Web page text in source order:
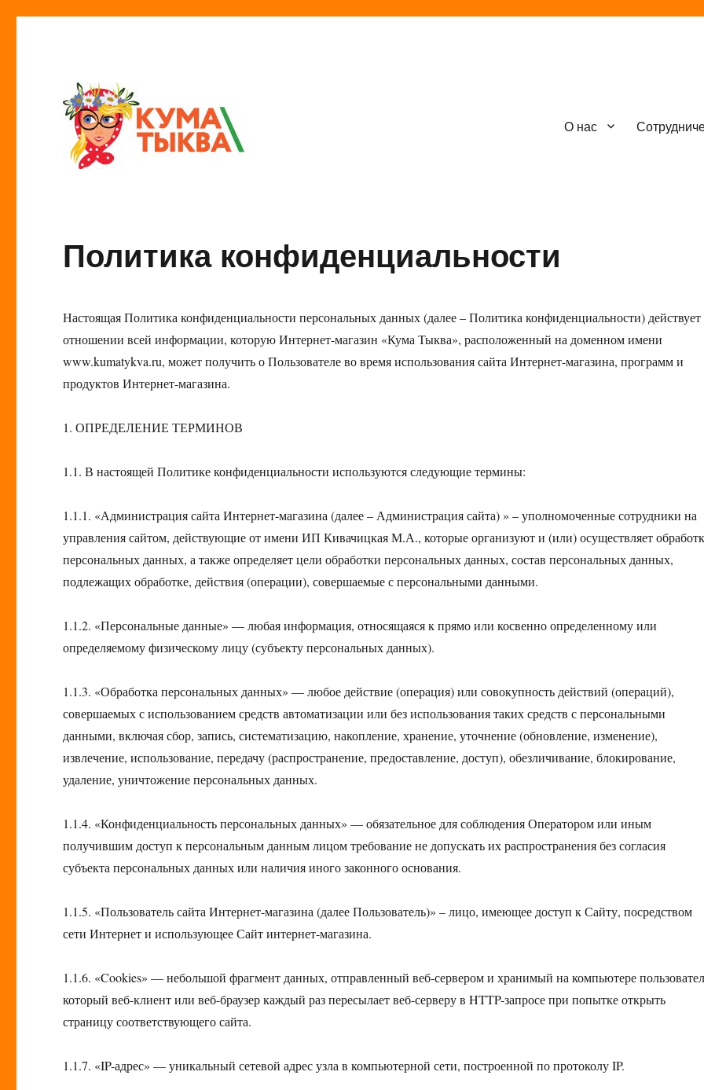
О нас
Политика конфиденциальности
Настоящая Политика конфиденциальности персональных данных (далее – Политика конфиденциальности) действует
отношении всей информации, которую Интернет-магазин «Кума Тыква», расположенный на доменном имени
www.kumatykva.ru, может получить о Пользователе во время использования сайта Интернет-магазина, программ и
продуктов Интернет-магазина.
1. ОПРЕДЕЛЕНИЕ ТЕРМИНОВ
1.1. В настоящей Политике конфиденциальности используются следующие термины:
1.1.1. «Администрация сайта Интернет-магазина (далее – Администрация сайта) » – уполномоченные сотрудники на
управления сайтом, действующие от имени ИП Кивачицкая М.А., которые организуют и (или) осуществляет
персональных данных, а также определяет цели обработки персональных данных, состав персональных данных,
подлежащих обработке, действия (операции), совершаемые с персональными данными.
1.1.2. «Персональные данные» — любая информация, относящаяся к прямо или косвенно определенному или
определяемому физическому лицу (субъекту персональных данных).
1.1.3. «Обработка персональных данных» — любое действие (операция) или совокупность действий (операций),
совершаемых с использованием средств автоматизации или без использования таких средств с персональными
данными, включая сбор, запись, систематизацию, накопление, хранение, уточнение (обновление, изменение),
извлечение, использование, передачу (распространение, предоставление, доступ), обезличивание, блокирование,
удаление, уничтожение персональных данных.
1.1.4. «Конфиденциальность персональных данных» — обязательное для соблюдения Оператором или иным
получившим доступ к персональным данным лицом требование не допускать их распространения без согласия
субъекта персональных данных или наличия иного законного основания.
1.1.5. «Пользователь сайта Интернет-магазина (далее Пользователь)» – лицо, имеющее доступ к Сайту, посредством
сети Интернет и использующее Сайт интернет-магазина.
1.1.6. «Cookies» — небольшой фрагмент данных, отправленный веб-сервером и хранимый на компьютере
который веб-клиент или веб-браузер каждый раз пересылает веб-серверу в HTTP-запросе при попытке открыть
страницу соответствующего сайта.
1.1.7. «IP-адрес» — уникальный сетевой адрес узла в компьютерной сети, построенной по протоколу IP.